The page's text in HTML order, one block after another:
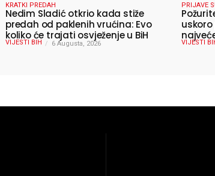
KRATKI PREDAH
Nedim Sladić otkrio kada stiže
predah od paklenih vrućina: Evo
koliko će trajati osvježenje u BiH
VIJESTI BIH 6 Augusta, 2026
PRIJAVE
ljeta
VIJESTI